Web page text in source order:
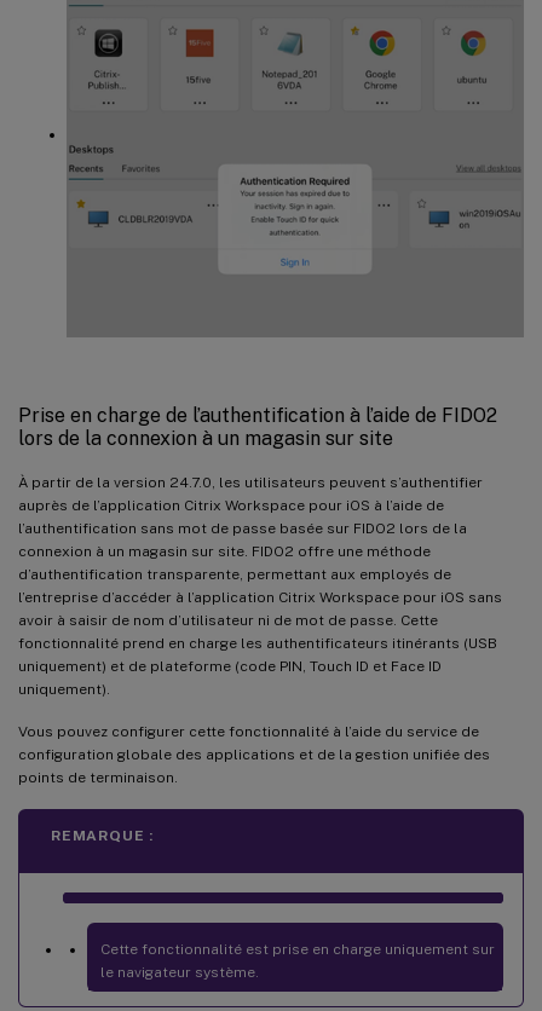
Prise en charge de l’authentification à l’aide de FIDO2
lors de la connexion à un magasin sur site
À partir de la version 24.7.0, les utilisateurs peuvent s’authentifier
auprès de l’application Citrix Workspace pour iOS à l’aide de
l’authentification sans mot de passe basée sur FIDO2 lors de la
connexion à un magasin sur site. FIDO2 offre une méthode
d’authentification transparente, permettant aux employés de
l’entreprise d’accéder à l’application Citrix Workspace pour iOS sans
avoir à saisir de nom d’utilisateur ni de mot de passe. Cette
fonctionnalité prend en charge les authentificateurs itinérants (USB
uniquement) et de plateforme (code PIN, Touch ID et Face ID
uniquement).
Vous pouvez configurer cette fonctionnalité à l’aide du service de
configuration globale des applications et de la gestion unifiée des
points de terminaison.
REMARQUE :
Cette fonctionnalité est prise en charge uniquement sur
le navigateur système.